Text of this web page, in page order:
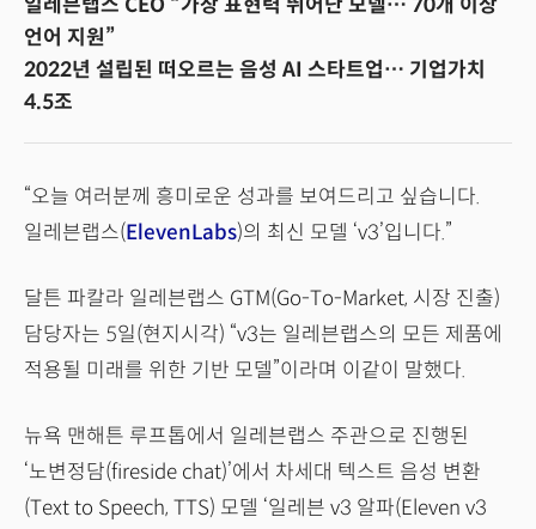
일레븐랩스 CEO “가장 표현력 뛰어난 모델… 70개 이상
언어 지원”
2022년 설립된 떠오르는 음성 AI 스타트업… 기업가치
4.5조
“오늘 여러분께 흥미로운 성과를 보여드리고 싶습니다.
일레븐랩스(ElevenLabs)의 최신 모델 ‘v3’입니다.”
달튼 파칼라 일레븐랩스 GTM(Go-To-Market, 시장 진출)
담당자는 5일(현지시각) “v3는 일레븐랩스의 모든 제품에
적용될 미래를 위한 기반 모델”이라며 이같이 말했다.
뉴욕 맨해튼 루프톱에서 일레븐랩스 주관으로 진행된
‘노변정담(fireside chat)’에서 차세대 텍스트 음성 변환
(Text to Speech, TTS) 모델 ‘일레븐 v3 알파(Eleven v3